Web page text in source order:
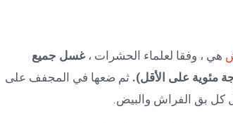
هي ، وفقا لعلماء الحشرات ،غسل جميع
ثم ضعها في المجفف على